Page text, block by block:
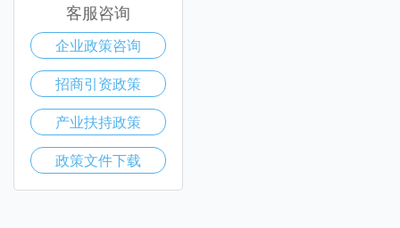
客服咨询
企业政策咨询
招商引资政策
产业扶持政策
政策文件下载